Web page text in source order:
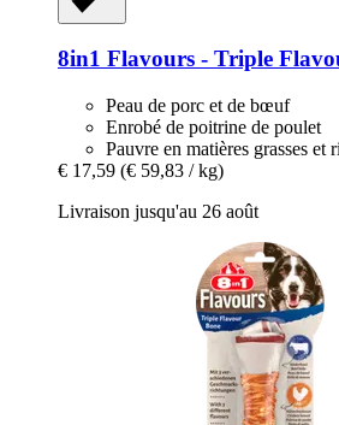
8in1 Flavours -​ Triple
Peau de porc et de bœuf
Enrobé de poitrine de poulet
Pauvre en matières grasses et
€ 17,59 (€ 59,83 / kg)
Livraison jusqu'au 26 août